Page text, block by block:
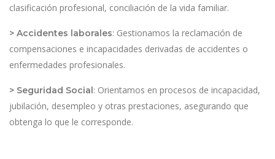
clasificación profesional, conciliación de la vida familiar.
> Accidentes laborales: Gestionamos la reclamación de
compensaciones e incapacidades derivadas de accidentes o
enfermedades profesionales.
> Seguridad Social : Orientamos en procesos de incapacidad,
jubilación, desempleo y otras prestaciones, asegurando que
obtenga lo que le corresponde.